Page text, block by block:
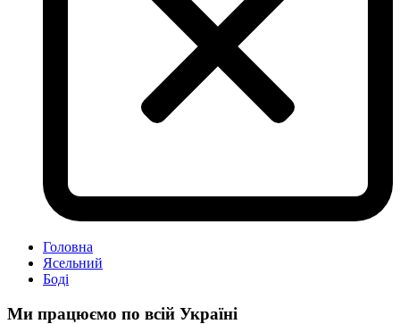
Головна
Ясельний
Боді
Ми працюємо по всій Україні